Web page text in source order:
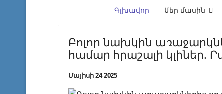
Գլխավոր Մեր մասին
Բոլոր նախկին
համար հրաշալի կլիներ.
Մայիսի 24 2025